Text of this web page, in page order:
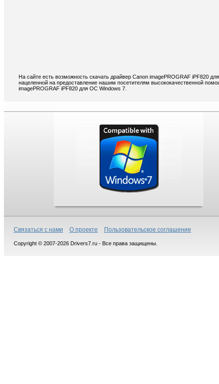
На сайте есть возможность скачать драйвер Canon imagePROGRAF iPF820
нацеленной на предоставление нашим посетителям высококачественной
imagePROGRAF iPF820 для ОС Windows 7.
Связаться с нами О проекте Пользовательское соглашение
Copyright © 2007-2026 Drivers7.ru - Все права защищены.